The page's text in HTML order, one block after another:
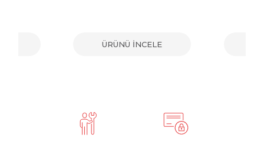
ÜRÜNÜ İNCELE